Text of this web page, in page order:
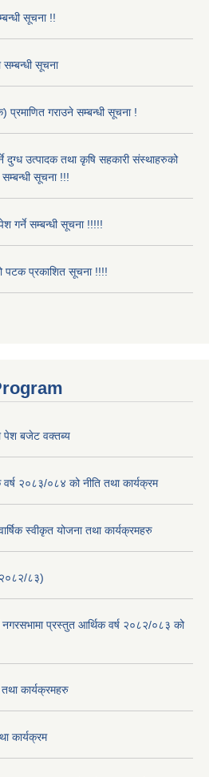
सूचना !!
सूचना
प्रमाणित गराउने सम्बन्धी सूचना !
दुग्ध उत्पादक तथा कृषि सहकारी संस्थाहरुको
सम्बन्धी सूचना !!!
गर्ने सम्बन्धी सूचना !!!!!
पटक प्रकाशित सूचना !!!!
पेश बजेट वक्तब्य
वर्ष २०८३/०८४ को नीति तथा कार्यक्रम
स्वीकृत योजना तथा कार्यक्रमहरु
८३)
प्रस्तुत आर्थिक वर्ष २०८२/०८३ को
कार्यक्रमहरु
कार्यक्रम